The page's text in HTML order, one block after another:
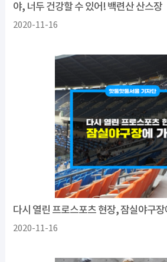
야, 너두 건강할 수 있어! 백련산 산스장
2020-11-16
다시 열린 프로스포츠 현장, 잠실야구장
2020-11-16